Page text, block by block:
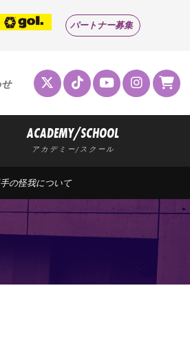
パートナー募集
ACADEMY/SCHOOL
アカデミー/スクール
の怪我について